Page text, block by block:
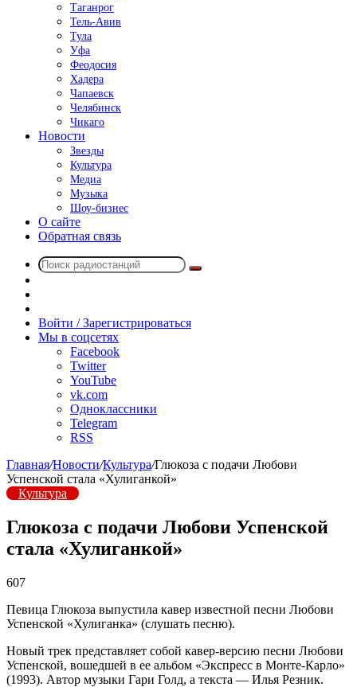
Таганрог
Тель-Авив
Тула
Уфа
Феодосия
Хадера
Чапаевск
Челябинск
Чикаго
Новости
Звезды
Культура
Медиа
Музыка
Шоу-бизнес
О сайте
Обратная связь
Поиск
радио
Войти / Зарегистрироваться
Мы в соцсетях
Facebook
Twitter
YouTube
vk.com
Одноклассники
Telegram
RSS
Главная/Новости/Культура/Глюкоза с подачи Любови
Успенской стала «Хулиганкой»
Культура
Глюкоза с подачи Любови Успенской
стала «Хулиганкой»
607
Певица Глюкоза выпустила кавер известной песни Любови
Успенской «Хулиганка» (слушать песню).
Новый трек представляет собой кавер-версию песни Любови
Успенской, вошедшей в ее альбом «Экспресс в Монте-Карло»
(1993). Автор музыки Гари Голд, а текста — Илья Резник.